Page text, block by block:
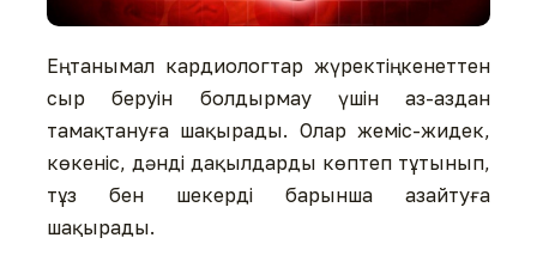
Ең танымал кардиологтар жүректің кенеттен
сыр беруін болдырмау үшін аз-аздан
тамақтануға шақырады. Олар жеміс-жидек,
көкеніс, дәнді дақылдарды көптеп тұтынып,
тұз бен шекерді барынша азайтуға
шақырады.